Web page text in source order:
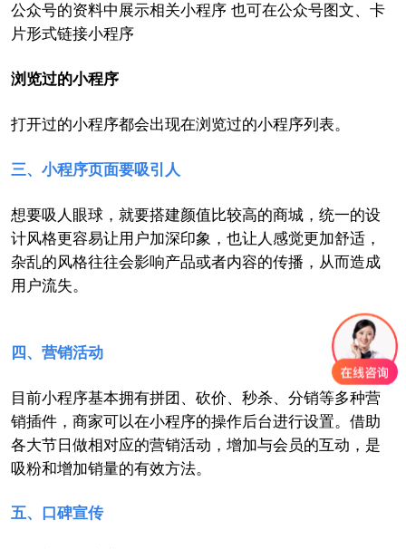
公众号的资料中展示相关小程序 也可在公众号图文、卡
片形式链接小程序
浏览过的小程序
打开过的小程序都会出现在浏览过的小程序列表。
三、 小程序页面要吸引人
想要吸人眼球，就要搭建颜值比较高的商城，统一的设
计风格更容易让用户加深印象，也让人感觉更加舒适，
杂乱的风格往往会影响产品或者内容的传播，从而造成
用户流失。
四、 营销活动
目前小程序基本拥有拼团、砍价、秒杀、分销等多种营
销插件，商家可以在小程序的操作后台进行设置。借助
各大节日做相对应的营销活动，增加与会员的互动，是
吸粉和增加销量的有效方法。
五、 口碑宣传